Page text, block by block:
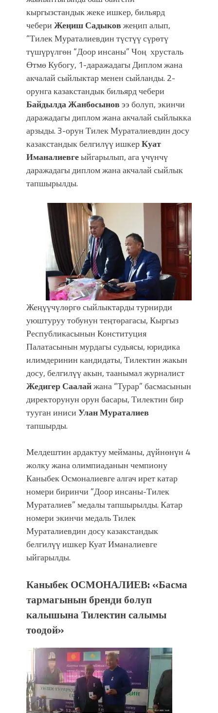
кыргызстандык жеке ишкер, бильярд
чебериЖеңиш Садыковжеңип алып,
“Тилек Мураталиевдин түстүү сүрөтү
түшүрүлгөн “Доор инсаны” Чоң хрусталь
Өтмө Кубогу, 1-даражадагы Диплом жана
акчалай сыйлыктар менен сыйланды. 2-
орунга казакстандык бильярд чебери
Байдылда Жанбосыновээ болуп, экинчи
даражадагы диплом жана акчалай сыйлыкка
арзыды. 3-орун Тилек Мураталиевдин досу
казакстандык белгилүү ишкерКуат
Иманалиевгеыйгарылып, ага үчүнчү
даражадагы диплом жана акчалай сыйлык
тапшырылды.
Жеңүүчүлөргө сыйлыктарды турнирди
уюштуруу тобунун теңтөрагасы, Кыргыз
Республикасынын Конституция
Палатасынын мурдагы судьясы, юридика
илимдеринин кандидаты, Тилектин жакын
досу, белгилүү акын, таанымал журналист
Жедигер Саалайжана “Турар” басмасынын
директорунун орун басары, Тилектин бир
тууган инисиУлан Мураталиев
тапшырды.
Мелдештин ардактуу мейманы, дүйнөнүн 4
жолку жана олимпиаданын чемпиону
Каныбек Осмоналиевге алгач ирет катар
номери биринчи “Доор инсаны-Тилек
Мураталиев” медалы тапшырылды. Катар
номери экинчи медаль Тилек
Мураталиевдин досу казакстандык
белгилүү ишкер Куат Иманалиевге
ыйгарылды.
Каныбек ОСМОНАЛИЕВ: «Басма
тармагынын бренди болуп
калышына Тилектин салымы
тоодой»